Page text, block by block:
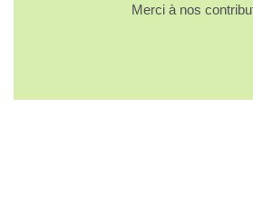
Merci à nos